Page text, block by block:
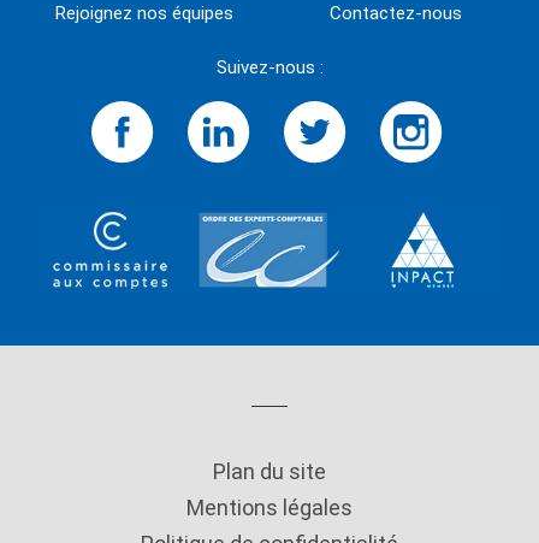
Suivez-nous :
Rejoignez nos équipes Contactez-nous
Plan du site
Mentions légales